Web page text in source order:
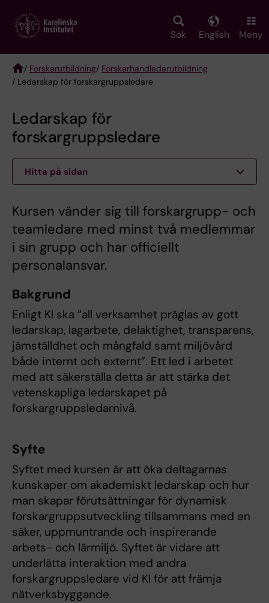
main
Sök English Meny
Breadcrumb
/ Forskarutbildning/ Forskarhandledarutbildning
/ Ledarskap för forskargruppsledare
Ledarskap för
forskargruppsledare
Hitta på sidan
Kursen vänder sig till forskargrupp- och
teamledare med minst två medlemmar
i sin grupp och har officiellt
personalansvar.
Bakgrund
Enligt KI ska ”all verksamhet präglas av gott
ledarskap, lagarbete, delaktighet, transparens,
jämställdhet och mångfald samt miljövård
både internt och externt”. Ett led i arbetet
med att säkerställa detta är att stärka det
vetenskapliga ledarskapet på
forskargruppsledarnivå.
Syfte
Syftet med kursen är att öka deltagarnas
kunskaper om akademiskt ledarskap och hur
man skapar förutsättningar för dynamisk
forskargruppsutveckling tillsammans med en
säker, uppmuntrande och inspirerande
arbets- och lärmiljö. Syftet är vidare att
underlätta interaktion med andra
forskargruppsledare vid KI för att främja
nätverksbyggande.